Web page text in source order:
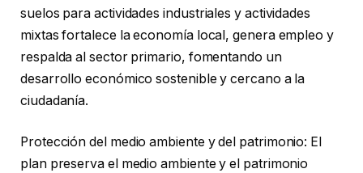
suelos para actividades industriales y actividades
mixtas fortalece la economía local, genera empleo y
respalda al sector primario, fomentando un
desarrollo económico sostenible y cercano a la
ciudadanía.
Protección del medio ambiente y del patrimonio: El
plan preserva el medio ambiente y el patrimonio